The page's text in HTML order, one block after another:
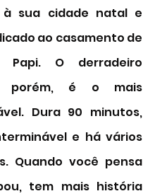
à sua cidade natal e
ao casamento de
O derradeiro
porém, é o mais
Dura 90 minutos,
e há vários
Quando você pensa
tem mais história